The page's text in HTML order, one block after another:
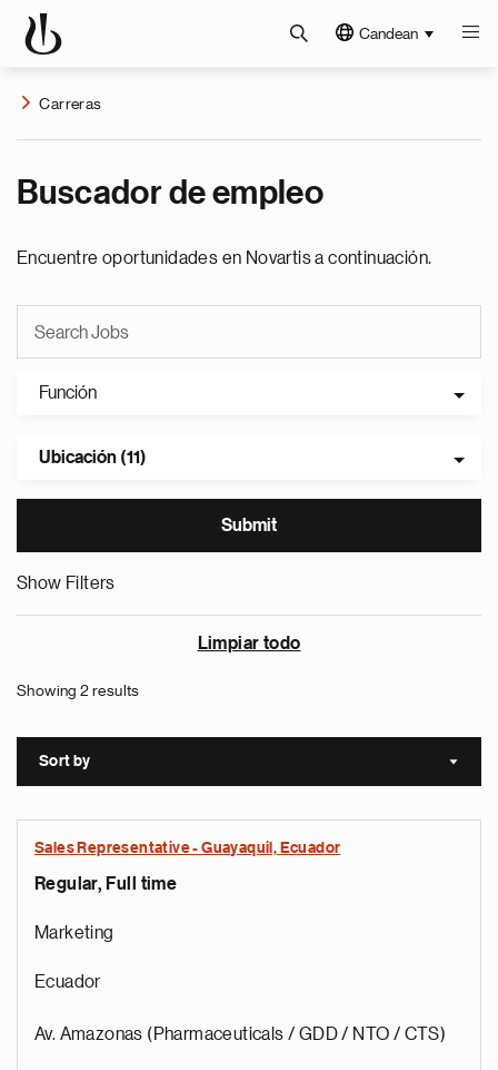
Candean
Carreras
Buscador de empleo
Encuentre oportunidades en Novartis a continuación.
Función
Ubicación (11)
Show Filters
Limpiar todo
Showing 2 results
Sort by Sort
Sales Representative - Guayaquil, Ecuador
Regular, Full time
Marketing
Ecuador
Av. Amazonas (Pharmaceuticals / GDD / NTO / CTS)